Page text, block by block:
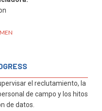
el reclutamiento, la
de campo y los hitos
de datos.